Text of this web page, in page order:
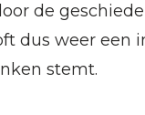
de
dus weer een
stemt.